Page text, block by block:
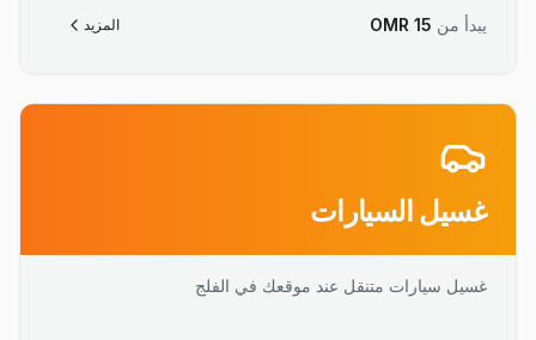
يبدأ من OMR 15 المزيد
غسيل السيارات
غسيل سيارات متنقل عند موقعك في الفلج